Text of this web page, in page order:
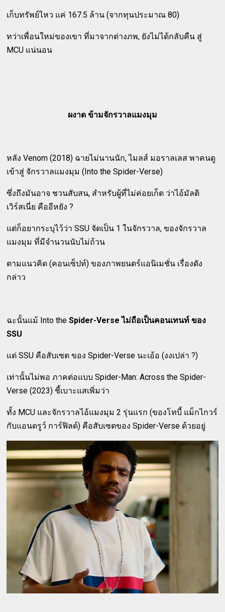
เก็บทรัพย์ไหว แค่ 167.5 ล้าน (จากทุนประมาณ 80)
ทว่าเพื่อนใหม่ของเขา ที่มาจากต่างภพ, ยังไม่ได้กลับคืน สู่
MCU แน่นอน
ผงาด ข้ามจักรวาลแมงมุม
หลัง Venom (2018) ฉายไม่นานนัก, ไมลส์ มอราลเลส พาคนดู
เข้าสู่ จักรวาลแมงมุม (Into the Spider-Verse)
ซึ่งถึงมันอาจ ชวนสับสน, สำหรับผู้ที่ไม่ค่อยเก็ต ว่าไอ้มัลติ
เวิร์สเนี่ย คืออีหยัง ?
แต่ก็อยากระบุไว้ว่า SSU จัดเป็น 1 ในจักรวาล, ของจักรวาล
แมงมุม ที่มีจำนวนนับไม่ถ้วน
ตามแนวคิด (คอนเซ็ปท์) ของภาพยนตร์แอนิเมชั่น เรื่องดัง
กล่าว
ฉะนั้นแม้ Into theSpider-Verse ไม่ถือเป็นคอนเทนท์ ของ
SSU
แต่ SSU คือสับเซต ของ Spider-Verse นะเอ้อ (งงเปล่า ?)
เท่านั้นไม่พอ ภาคต่อแบบ Spider-Man: Across the Spider-
Verse (2023) ชี้เบาะแสเพิ่มว่า
ทั้ง MCU และจักรวาลไอ้แมงมุม 2 รุ่นแรก (ของโทบี้ แม็กไกวร์
กับแอนดรูว์ การ์ฟิลด์) คือสับเซตของ Spider-Verse ด้วยอยู่